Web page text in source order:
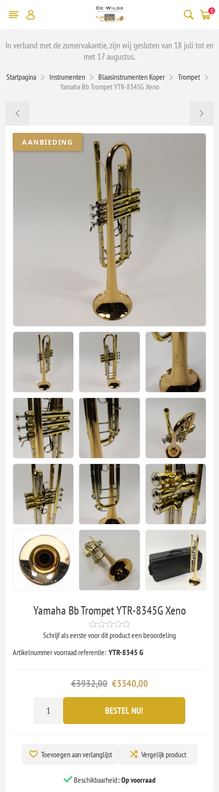
0
In verband met de zomervakantie, zijn wij gesloten van 18 juli tot en
met 17 augustus.
Startpagina Instrumenten Blaasinstrumenten Koper
Trompet
Yamaha Bb Trompet YTR-8345G Xeno
AANBIEDING
Yamaha Bb Trompet YTR-8345G Xeno
Schrijf als eerste voor dit product een beoordeling
Artikelnummer voorraad referentie: YTR-8345 G
€3932,00 €3340,00
BESTEL NU!
Toevoegen aan verlanglijst Vergelijk product
Beschikbaarheid::Op voorraad